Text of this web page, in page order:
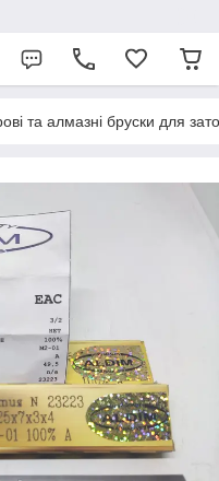
та алмазні бруски для